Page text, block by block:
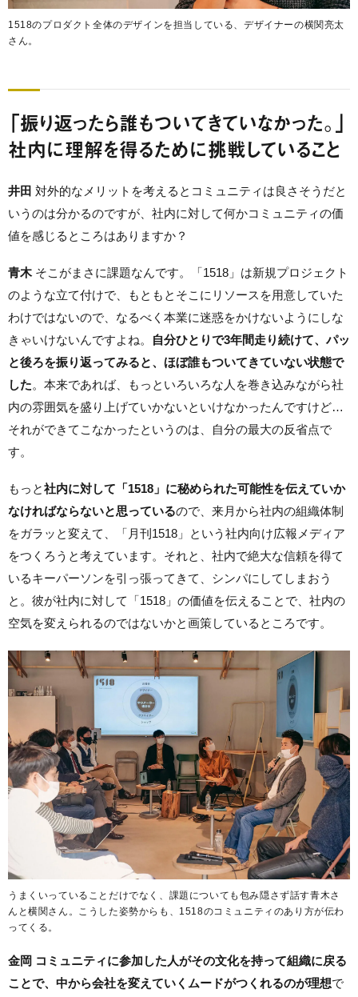
1518のプロダクト全体のデザインを担当している、デザイナーの横関亮太
さん。
「振り返ったら誰もついてきていなかった。」
社内に理解を得るために挑戦していること
井田 対外的なメリットを考えるとコミュニティは良さそうだと
いうのは分かるのですが、社内に対して何かコミュニティの価
値を感じるところはありますか？
青木 そこがまさに課題なんです。「1518」は新規プロジェクト
のような立て付けで、もともとそこにリソースを用意していた
わけではないので、なるべく本業に迷惑をかけないようにしな
きゃいけないんですよね。
自分ひとりで3年間走り続けて、パッ
と後ろを振り返ってみると、ほぼ誰もついてきていない状態で
した。本来であれば、もっといろいろな人を巻き込みながら社
内の雰囲気を盛り上げていかないといけなかったんですけど…
それができてこなかったというのは、自分の最大の反省点で
す。
もっと社内に対して「1518」に秘められた可能性を伝えていか
なければならないと思っているので、来月から社内の組織体制
をガラッと変えて、「月刊1518」という社内向け広報メディア
をつくろうと考えています。それと、社内で絶大な信頼を得て
いるキーパーソンを引っ張ってきて、シンパにしてしまおう
と。彼が社内に対して「1518」の価値を伝えることで、社内の
空気を変えられるのではないかと画策しているところです。
うまくいっていることだけでなく、課題についても包み隠さず話す青木さ
んと横関さん。こうした姿勢からも、1518のコミュニティのあり方が伝わ
ってくる。
金岡 コミュニティに参加した人がその文化を持って組織に戻る
ことで、中から会社を変えていくムードがつくれるのが理想で